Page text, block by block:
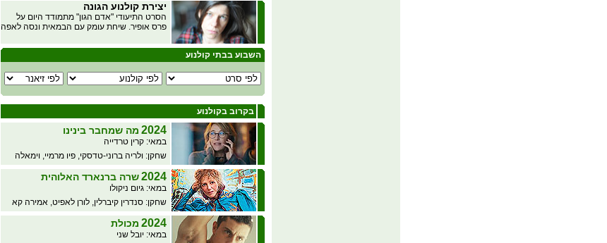
יצירת קולנוע הגונה
הסרט התיעודי "אדם הגון" מתמודד היום על
פרס אופיר. שיחת עומק עם הבמאית ונסה לאפה
השבוע בבתי קולנוע
בקרוב בקולנוע
2024 מה שמחבר בינינו
במאי: קרין טרדייה
שחקן: ולריה ברוני-טדסקי, פיו מרמיי, וימאלה
2024שרה ברנארד האלוהית
במאי: גיום ניקולו
שחקן: סנדרין קיברלין, לורן לאפיט, אמירה קא
2024 מכולת
במאי: יובל שני